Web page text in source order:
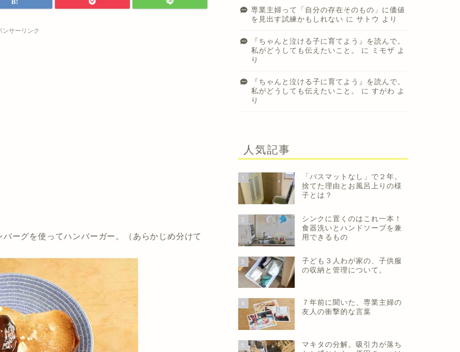
ンサーリンク
ーグを使ってハンバーガー。（あらかじめ分けて
専業主婦って「自分の存在そのもの」に価値
を見出す試練かもしれない に サトウ より
『ちゃんと泣ける子に育てよう』を読んで。
私がどうしても伝えたいこと。
に ミモザ よ
り
『ちゃんと泣ける子に育てよう』を読んで。
私がどうしても伝えたいこと。
に すがわ よ
り
人気記事
1
「バスマットなし」で２年。
捨てた理由とお風呂上りの様
子とは？
2
シンクに置くのはこれ一本！
食器洗いとハンドソープを兼
用できるもの
3
子ども３人わが家の、子供服
の収納と管理について。
4
７年前に聞いた、専業主婦の
友人の衝撃的な言葉
5
マキタの分解。吸引力が落ち